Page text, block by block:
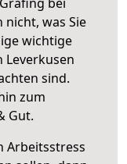
nicht, was Sie
wichtige
Leverkusen
sind.
zum
Gut.
Arbeitsstress